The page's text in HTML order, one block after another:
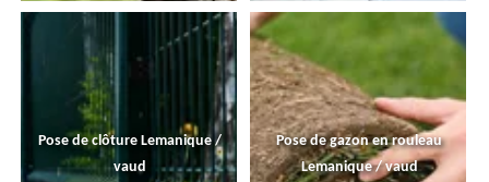
Pose de clôture Lemanique /
vaud
Pose de gazon en rouleau
Lemanique / vaud